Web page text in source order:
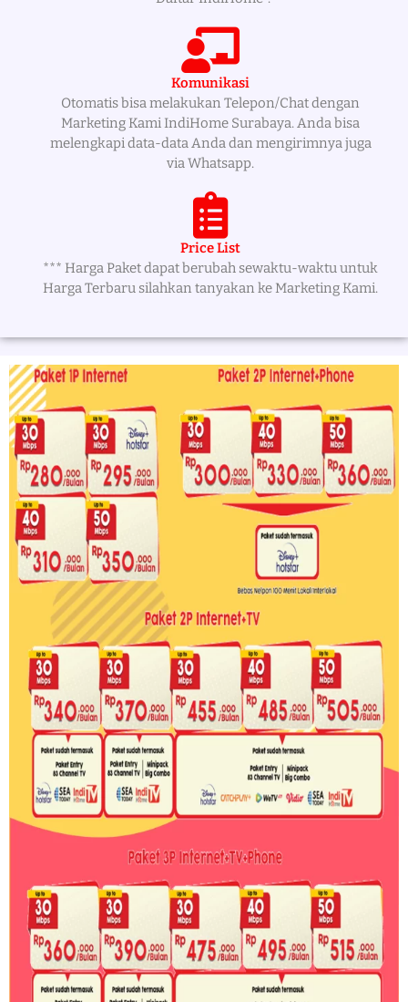
Komunikasi
Otomatis bisa melakukan Telepon/Chat dengan
Marketing Kami IndiHome Surabaya. Anda bisa
melengkapi data-data Anda dan mengirimnya juga
via Whatsapp.
Price List
*** Harga Paket dapat berubah sewaktu-waktu untuk
Harga Terbaru silahkan tanyakan ke Marketing Kami.